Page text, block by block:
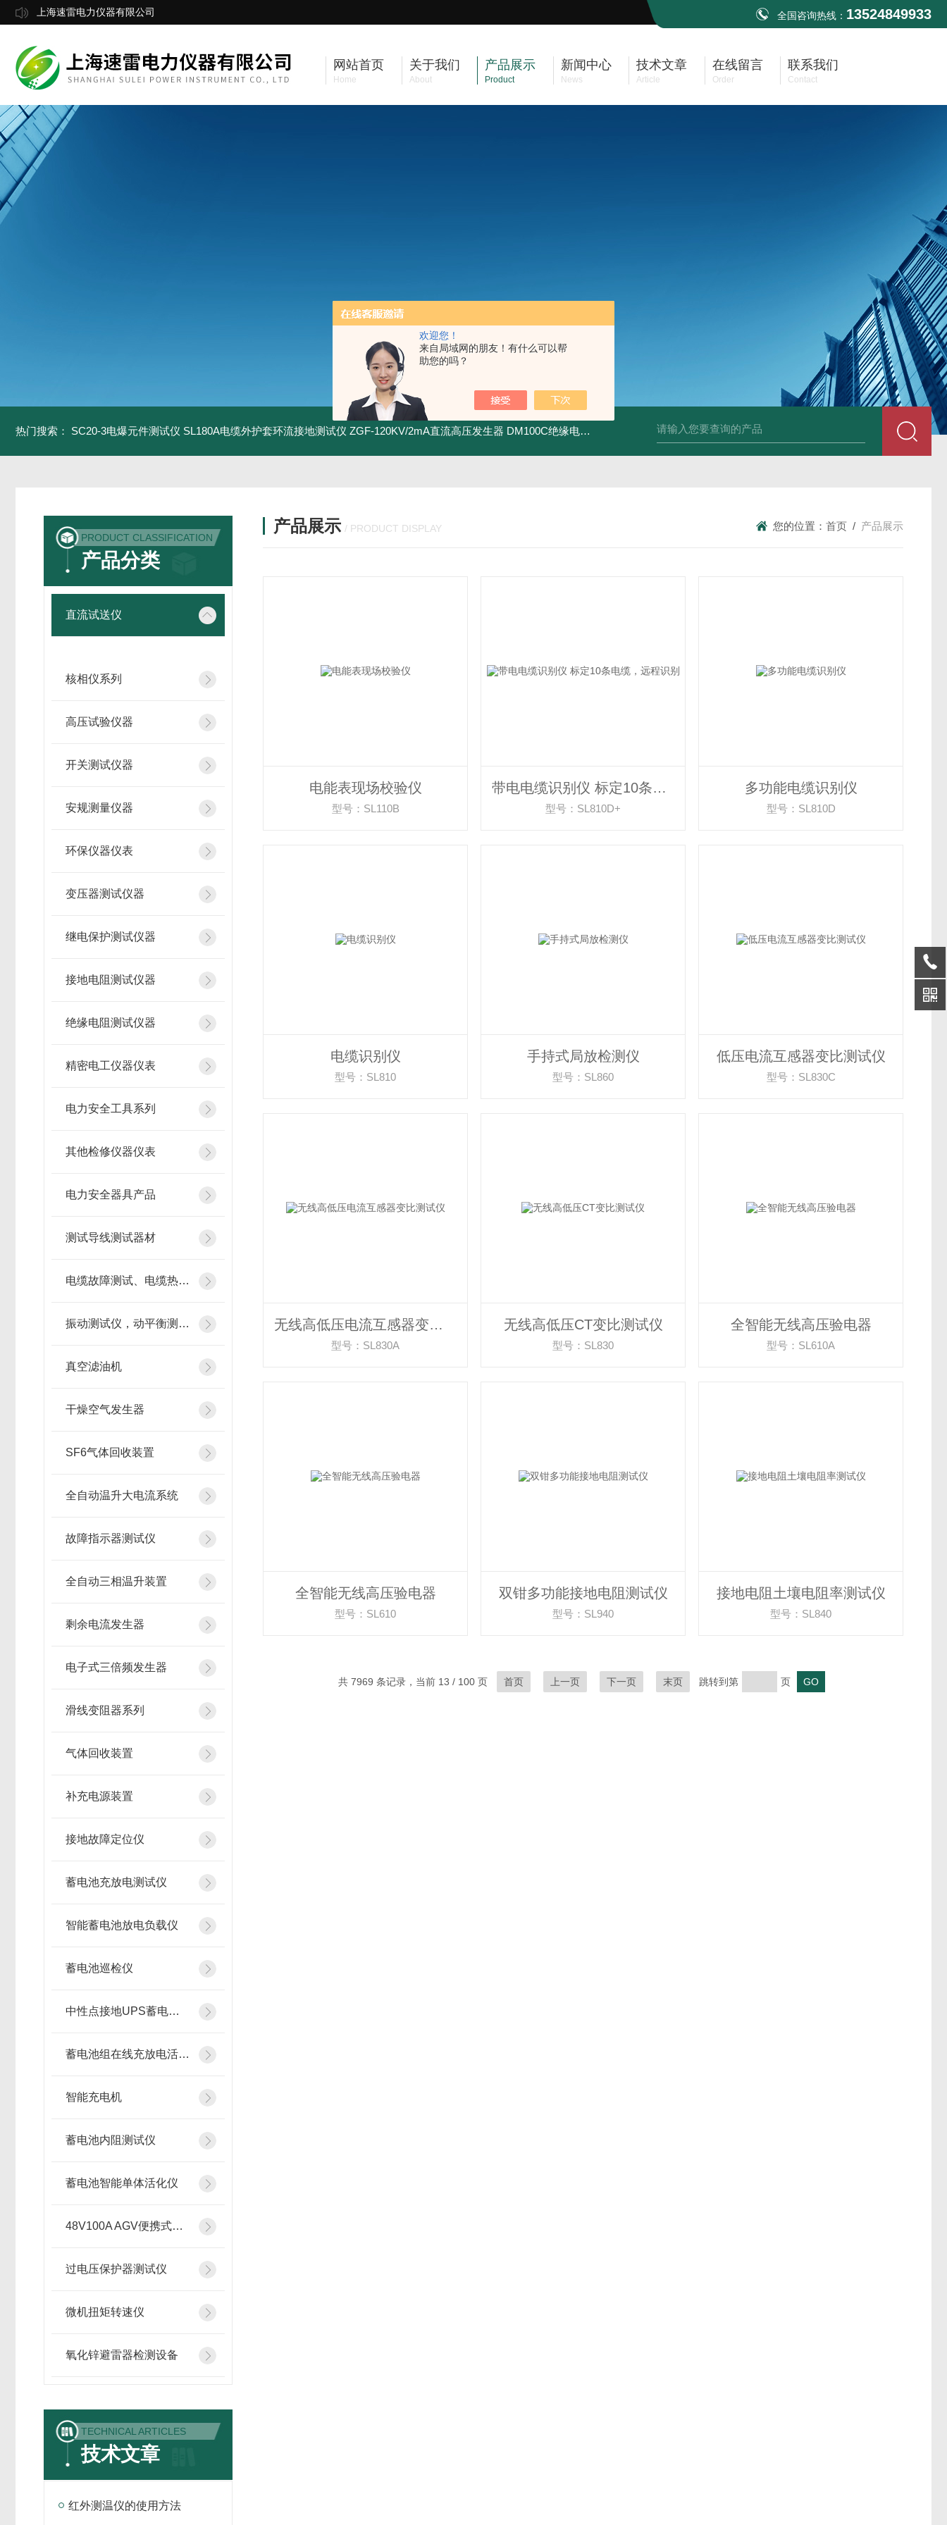
欢迎您！
来自局域网的朋友！有什么可以帮
助您的吗？
上海速雷电力仪器有限公司 全国咨询热线： 13524849933
网站首页
Home
关于我们
About
产品展示
Product
新闻中心
News
技术文章
Article
在线留言
Order
联系我们
Contact
热门搜索： SC20-3电爆元件测试仪 SL180A电缆外护套环流接地测试仪 ZGF-120KV/2mA直流高压发生器 DM100C绝缘电阻测试仪 DM50C绝缘电阻测试仪 SLB-II全自动变比测试仪 BY2672数字兆欧表
PRODUCT CLASSIFICATION
产品分类
直流试送仪
核相仪系列
高压试验仪器
开关测试仪器
安规测量仪器
环保仪器仪表
变压器测试仪器
继电保护测试仪器
接地电阻测试仪器
绝缘电阻测试仪器
精密电工仪器仪表
电力安全工具系列
其他检修仪器仪表
电力安全器具产品
测试导线测试器材
电缆故障测试、电缆热补机
振动测试仪，动平衡测试仪
真空滤油机
干燥空气发生器
SF6气体回收装置
全自动温升大电流系统
故障指示器测试仪
全自动三相温升装置
剩余电流发生器
电子式三倍频发生器
滑线变阻器系列
气体回收装置
补充电源装置
接地故障定位仪
蓄电池充放电测试仪
智能蓄电池放电负载仪
蓄电池巡检仪
中性点接地UPS蓄电池在线测试仪
蓄电池组在线充放电活化设备
智能充电机
蓄电池内阻测试仪
蓄电池智能单体活化仪
48V100A AGV便携式智能充电机
过电压保护器测试仪
微机扭矩转速仪
氧化锌避雷器检测设备
TECHNICAL ARTICLES
技术文章
红外测温仪的使用方法
产品展示 / PRODUCT DISPLAY 您的位置： 首页 / 产品展示
电能表现场校验仪
型号：SL110B
带电电缆识别仪 标定10条电缆，远程识别
型号：SL810D+
多功能电缆识别仪
型号：SL810D
电缆识别仪
型号：SL810
手持式局放检测仪
型号：SL860
低压电流互感器变比测试仪
型号：SL830C
无线高低压电流互感器变比测试仪
型号：SL830A
无线高低压CT变比测试仪
型号：SL830
全智能无线高压验电器
型号：SL610A
全智能无线高压验电器
型号：SL610
双钳多功能接地电阻测试仪
型号：SL940
接地电阻土壤电阻率测试仪
型号：SL840
共 7969 条记录，当前 13 / 100 页 首页 上一页 下一页 末页 跳转到第 页